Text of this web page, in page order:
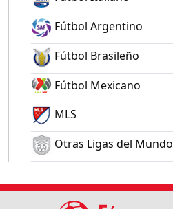
Fútbol Argentino
Fútbol Brasileño
Fútbol Mexicano
MLS
Otras Ligas del Mundo